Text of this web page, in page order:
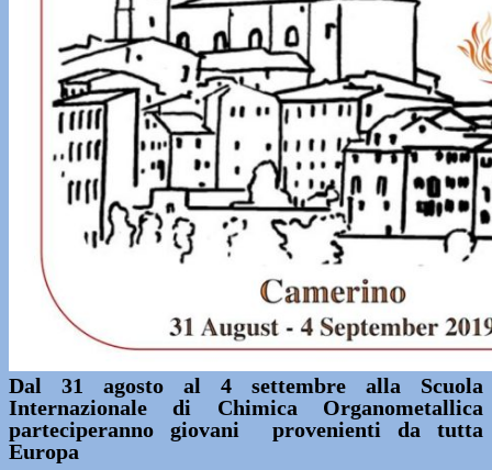
Dal 31 agosto al 4 settembre alla Scuola
Internazionale di Chimica Organometallica
parteciperanno giovani provenienti da tutta
Europa